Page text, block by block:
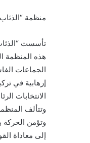
منظمة “الذئاب
هذه المنظمة
الجماعات
الانتخابات
وتتألف
وتؤمن الحركة
إلى معاداة